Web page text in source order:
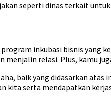
seperti dinas terkait
inkubasi bisnis yang
relasi. Plus, kamu
baik yang didasarkan
kita serta mendapatkan